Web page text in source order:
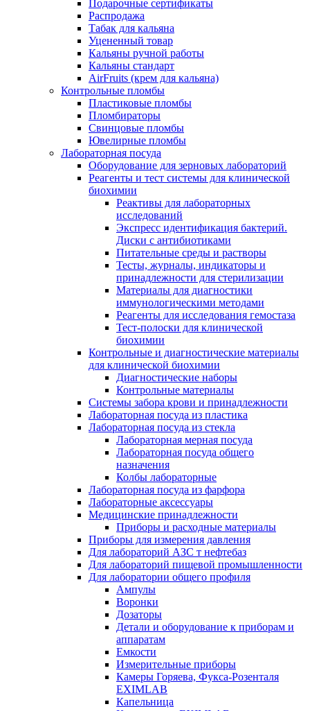
Подарочные сертификаты
Распродажа
Табак для кальяна
Уцененный товар
Кальяны ручной работы
Кальяны стандарт
AirFruits (крем для кальяна)
Контрольные пломбы
Пластиковые пломбы
Пломбираторы
Свинцовые пломбы
Ювелирные пломбы
Лабораторная посуда
Оборудование для зерновых лабораторий
Реагенты и тест системы для клинической
биохимии
Реактивы для лабораторных
исследований
Экспресс идентификация бактерий.
Диски с антибиотиками
Питательные среды и растворы
Тесты, журналы, индикаторы и
принадлежности для стерилизации
Материалы для диагностики
иммунологическими методами
Реагенты для исследования гемостаза
Тест-полоски для клинической
биохимии
Контрольные и диагностические материалы
для клинической биохимии
Диагностические наборы
Контрольные материалы
Системы забора крови и принадлежности
Лабораторная посуда из пластика
Лабораторная посуда из стекла
Лабораторная мерная посуда
Лабораторная посуда общего
назначения
Колбы лабораторные
Лабораторная посуда из фарфора
Лабораторные аксессуары
Медицинские принадлежности
Приборы и расходные материалы
Приборы для измерения давления
Для лабораторий АЗС т нефтебаз
Для лабораторий пищевой промышленности
Для лаборатории общего профиля
Ампулы
Воронки
Дозаторы
Детали и оборудование к приборам и
аппаратам
Емкости
Измерительные приборы
Камеры Горяева, Фукса-Розенталя
EXIMLAB
Капельница